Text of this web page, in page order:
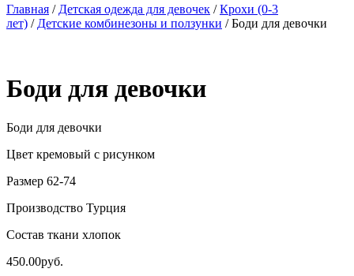
Главная / Детская одежда для девочек /Крохи (0-3
лет) / Детские комбинезоны и ползунки / Боди для девочки
Боди для девочки
Боди для девочки
Цвет кремовый с рисунком
Размер 62-74
Производство Турция
Состав ткани хлопок
450.00руб.